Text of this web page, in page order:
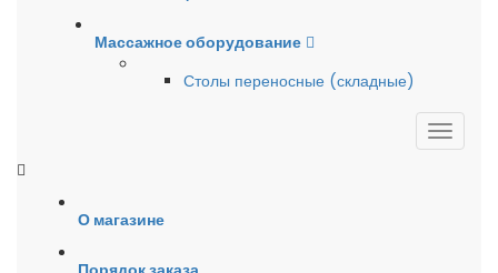
Массажное оборудование
Столы переносные (складные)
О магазине